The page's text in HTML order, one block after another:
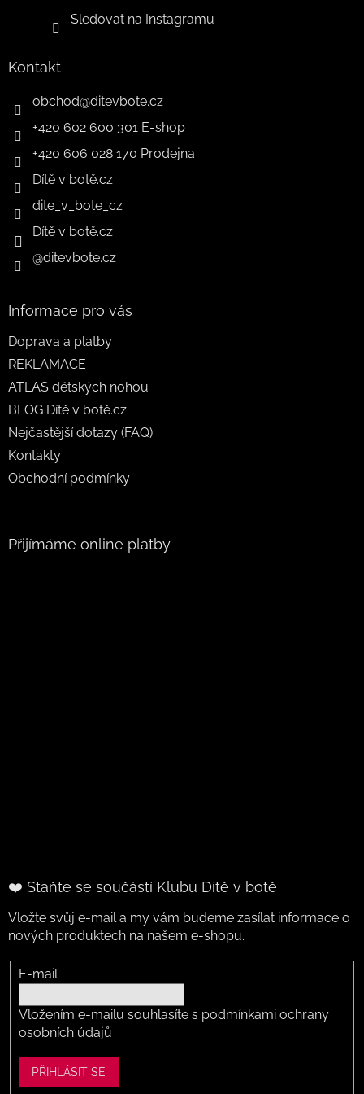
Sledovat na Instagramu
Kontakt
obchod@ditevbote.cz
+420 602 600 301 E-shop
+420 606 028 170 Prodejna
Dítě v botě.cz
dite_v_bote_cz
Dítě v botě.cz
@ditevbote.cz
Informace pro vás
Doprava a platby
REKLAMACE
ATLAS dětských nohou
BLOG Dítě v botě.cz
Nejčastější dotazy (FAQ)
Kontakty
Obchodní podmínky
Přijímáme online platby
❤️ Staňte se součástí Klubu Dítě v botě
Vložte svůj e-mail a my vám budeme zasílat informace o
nových produktech na našem e-shopu.
E-mail
Vložením e-mailu souhlasíte s podmínkami ochrany
osobních údajů
PŘIHLÁSIT SE